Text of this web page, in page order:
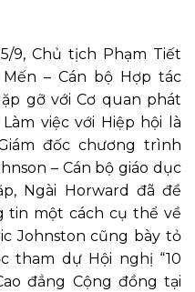
Chủ tịch Phạm Tiết
– Cán bộ Hợp tác
gỡ với Cơ quan phát
việc với Hiệp hội là
đốc chương trình
– Cán bộ giáo dục
Ngài Horward đã đề
tin một cách cụ thể về
Johnston cũng bày tỏ
tham dự Hội nghị “10
đẳng Cộng đồng tại